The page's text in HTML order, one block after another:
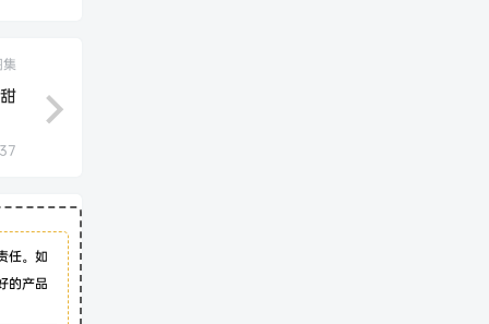
任。如
的产品